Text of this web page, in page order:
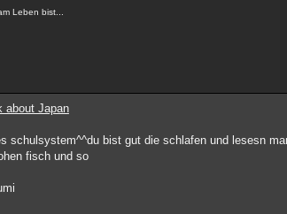
Leben bist...
about Japan
schulsystem^^du bist gut die schlafen und lesesn
fisch und so